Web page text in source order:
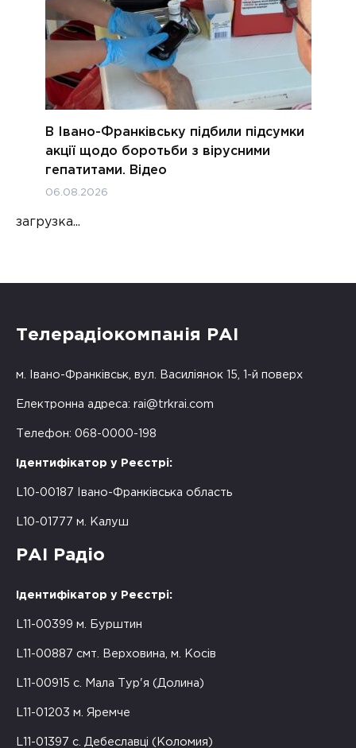
В Івано-Франківську підбили підсумки
акції щодо боротьби з вірусними
гепатитами. Відео
06.08.2026
загрузка...
Телерадіокомпанія РАІ
м. Івано-Франківськ, вул. Василіянок 15, 1-й поверх
Електронна адреса: rai@trkrai.com
Телефон: 068-0000-198
Ідентифікатор у Реєстрі:
L10-00187 Івано-Франківська область
L10-01777 м. Калуш
РАІ Радіо
Ідентифікатор у Реєстрі:
L11-00399 м. Бурштин
L11-00887 смт. Верховина, м. Косів
L11-00915 с. Мала Тур'я (Долина)
L11-01203 м. Яремче
L11-01397 с. Дебеславці (Коломия)